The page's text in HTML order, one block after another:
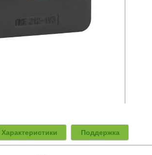
Характеристики Поддержка